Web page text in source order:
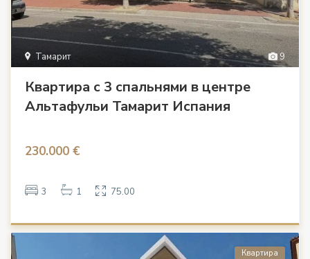
9
Тамарит
Квартира с 3 спальнями в центре
Альтафульи Тамарит Испания
230.000 €
3 1 75.00
Квартира